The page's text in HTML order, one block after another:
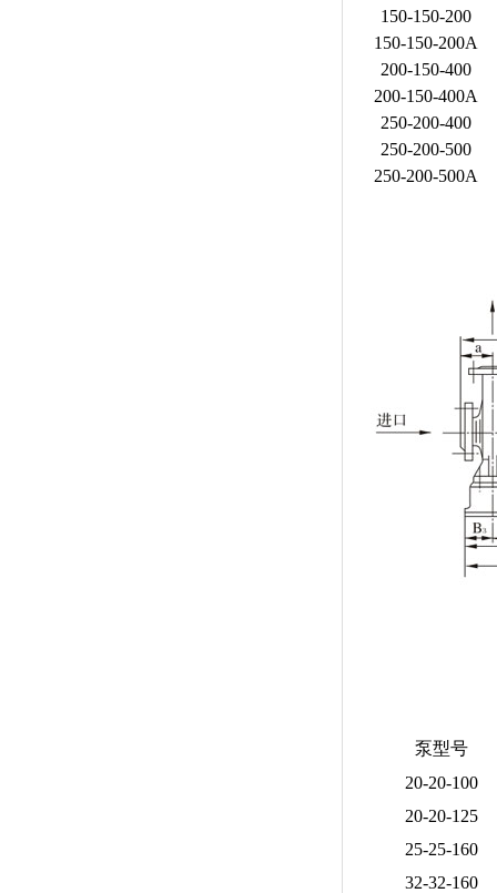
150-150-200
150-150-200A
200-150-400
200-150-400A
250-200-400
250-200-500
250-200-500A
泵型号
20-20-100
20-20-125
25-25-160
32-32-160